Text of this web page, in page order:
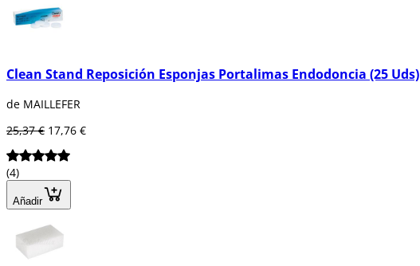
Clean Stand Reposición Esponjas Portalimas Endodoncia (25 Uds)
de MAILLEFER
25,37 € 17,76 €
(4)
Añadir